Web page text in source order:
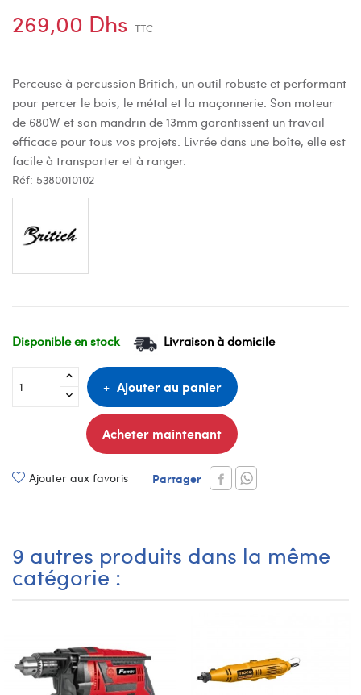
269,00 Dhs TTC
Perceuse à percussion Britich, un outil robuste et performant
pour percer le bois, le métal et la maçonnerie. Son moteur
de 680W et son mandrin de 13mm garantissent un travail
efficace pour tous vos projets. Livrée dans une boîte, elle est
facile à transporter et à ranger.
Réf: 5380010102
Disponible en stock Livraison à domicile
Ajouter au panier
Acheter maintenant
Ajouter aux favoris Partager
9 autres produits dans la même
catégorie :